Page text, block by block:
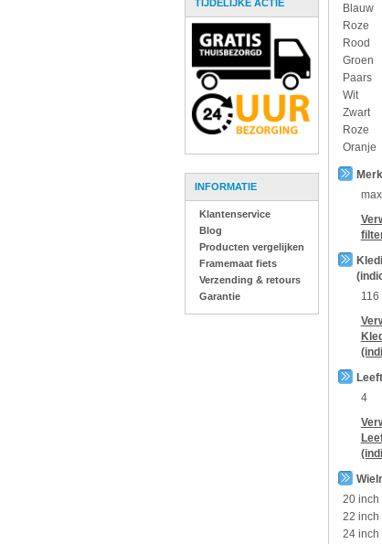
TIJDELIJKE ACTIE
INFORMATIE
Klantenservice
Blog
Producten vergelijken
Framemaat fiets
Verzending & retours
Garantie
Blauw
Roze
Rood
Groen
Paars
Wit
Zwart
Roze
Oranje
Merk
116
4
20 inch
22 inch
24 inch